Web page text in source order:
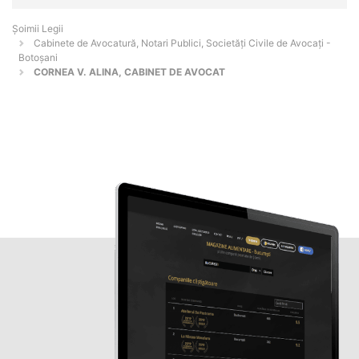
Șoimii Legii
Cabinete de Avocatură, Notari Publici, Societăți Civile de Avocați -
Botoşani
CORNEA V. ALINA, CABINET DE AVOCAT